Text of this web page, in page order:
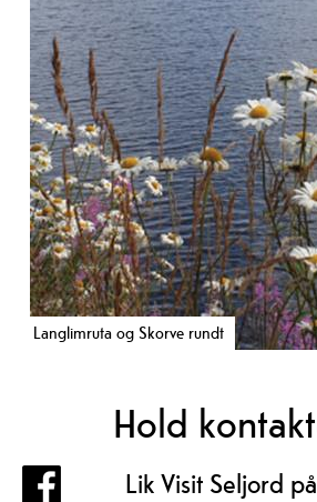
Langlimruta og Skorve rundt
Hold
Lik Visit Seljord